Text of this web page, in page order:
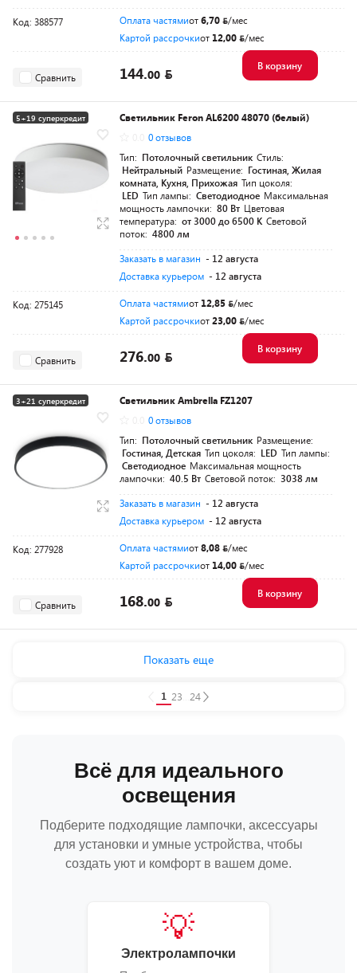
Код: 388577 Оплата частямиот6,70
/мес
Картой рассрочкиот 12,00 /мес
Сравнить 144.00
В корзину
5+19 суперкредит
Светильник Feron AL6200 48070 (белый)
0 отзывов
Тип: Потолочный светильник Стиль:
Нейтральный Размещение: Гостиная, Жилая
комната, Кухня, Прихожая Тип цоколя:
LED Тип лампы: Светодиодное Максимальная
мощность лампочки: 80 Вт Цветовая
температура: от 3000 до 6500 K Световой
поток: 4800 лм
Заказать в магазин - 12 августа
Доставка курьером - 12 августа
Код: 275145 Оплата частямиот 12,85
/мес
Картой рассрочкиот23,00 /мес
Сравнить 276.00
В корзину
3+21 суперкредит
Светильник Ambrella FZ1207
0 отзывов
Тип: Потолочный светильник Размещение:
Гостиная, Детская Тип цоколя: LED Тип лампы:
Светодиодное Максимальная мощность
лампочки: 40.5 Вт Световой поток: 3038 лм
Заказать в магазин - 12 августа
Доставка курьером - 12 августа
Код: 277928 Оплата частямиот8,08
/мес
Картой рассрочкиот 14,00 /мес
Сравнить 168.00
В корзину
Показать еще
1 23 24
Всё для идеального
освещения
Подберите подходящие лампочки, аксессуары
для установки и умные устройства, чтобы
создать уют и комфорт в вашем доме.
💡
Электролампочки